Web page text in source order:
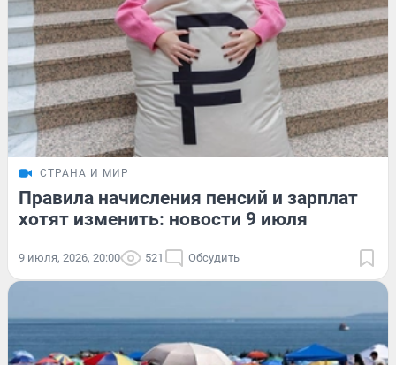
СТРАНА И МИР
Правила начисления пенсий и зарплат
хотят изменить: новости 9 июля
9 июля, 2026, 20:00 521 Обсудить